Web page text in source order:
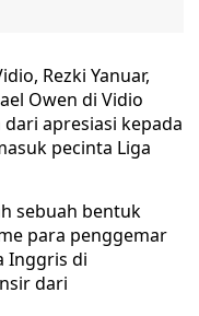
Rezki Yanuar,
Owen di Vidio
apresiasi kepada
pecinta Liga
sebuah bentuk
para penggemar
Inggris di
dari